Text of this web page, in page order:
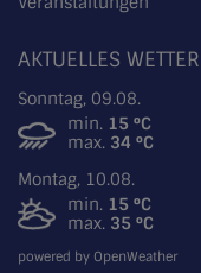
AKTUELLES WETTER
Sonntag, 09.08.
min. 15 °C
max. 34 °C
Montag, 10.08.
min. 15 °C
max. 35 °C
powered by OpenWeather